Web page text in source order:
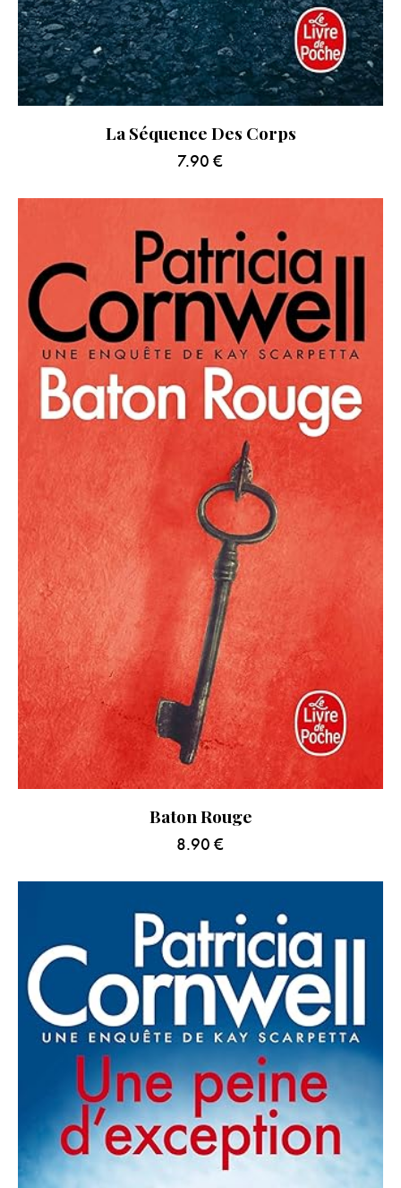
La Séquence Des Corps
7.90 €
Baton Rouge
8.90 €